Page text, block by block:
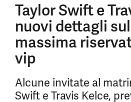
Taylor Swift e
nuovi dettagli
massima
vip
Alcune invitate al
Swift e Travis Kelce,